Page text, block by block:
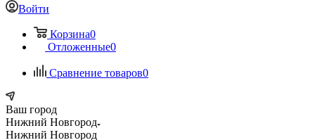
Войти
Корзина0
Отложенные0
Сравнение товаров0
Ваш город
Нижний Новгород
Нижний Новгород